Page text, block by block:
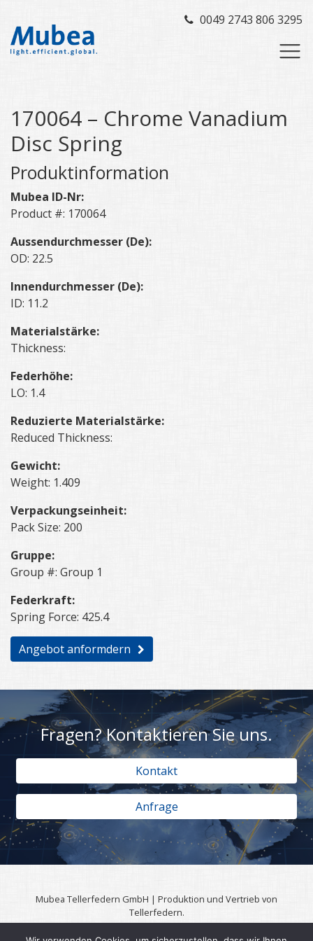
0049 2743 806 3295
170064 – Chrome Vanadium
Disc Spring
Produktinformation
Mubea ID-Nr:
Product #: 170064
Aussendurchmesser (De):
OD: 22.5
Innendurchmesser (De):
ID: 11.2
Materialstärke:
Thickness:
Federhöhe:
LO: 1.4
Reduzierte Materialstärke:
Reduced Thickness:
Gewicht:
Weight: 1.409
Verpackungseinheit:
Pack Size: 200
Gruppe:
Group #: Group 1
Federkraft:
Spring Force: 425.4
Angebot anformdern
Fragen? Kontaktieren Sie uns.
Kontakt
Anfrage
Mubea Tellerfedern GmbH | Produktion und Vertrieb von
Tellerfedern.